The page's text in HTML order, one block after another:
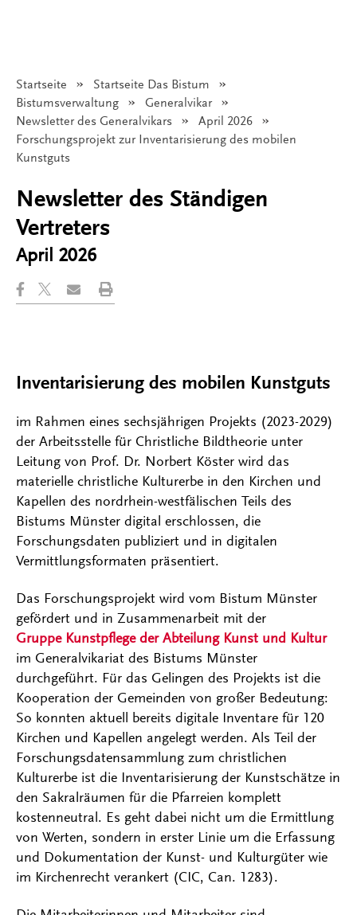
Startseite
Startseite Das Bistum
Bistumsverwaltung
Generalvikar
Newsletter des Generalvikars
April 2026
Angezeigt:
Forschungsprojekt zur Inventarisierung des mobilen
Kunstguts
Newsletter des Ständigen
Vertreters
April 2026
Inventarisierung des mobilen Kunstguts
im Rahmen eines sechsjährigen Projekts (2023-2029)
der Arbeitsstelle für Christliche Bildtheorie unter
Leitung von Prof. Dr. Norbert Köster wird das
materielle christliche Kulturerbe in den Kirchen und
Kapellen des nordrhein-westfälischen Teils des
Bistums Münster digital erschlossen, die
Forschungsdaten publiziert und in digitalen
Vermittlungsformaten präsentiert.
Das Forschungsprojekt wird vom Bistum Münster
gefördert und in Zusammenarbeit mit der
Gruppe Kunstpflege der Abteilung Kunst und Kultur
im Generalvikariat des Bistums Münster
durchgeführt. Für das Gelingen des Projekts ist die
Kooperation der Gemeinden von großer Bedeutung:
So konnten aktuell bereits digitale Inventare für 120
Kirchen und Kapellen angelegt werden. Als Teil der
Forschungsdatensammlung zum christlichen
Kulturerbe ist die Inventarisierung der Kunstschätze in
den Sakralräumen für die Pfarreien komplett
kostenneutral. Es geht dabei nicht um die Ermittlung
von Werten, sondern in erster Linie um die Erfassung
und Dokumentation der Kunst- und Kulturgüter wie
im Kirchenrecht verankert (CIC, Can. 1283).